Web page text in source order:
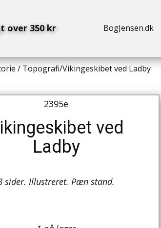
BogJensen.dk
over 350 kr
/ Topografi/Vikingeskibet ved Ladby
2395e
ved
Ladby
sider. Illustreret. Pæn stand.